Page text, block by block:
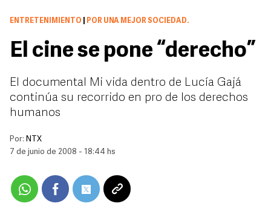
ENTRETENIMIENTO POR UNA MEJOR SOCIEDAD.
El cine se pone “derecho”
El documental Mi vida dentro de Lucía Gajá
continúa su recorrido en pro de los derechos
humanos
Por: NTX
7 de junio de 2008 - 18:44 hs